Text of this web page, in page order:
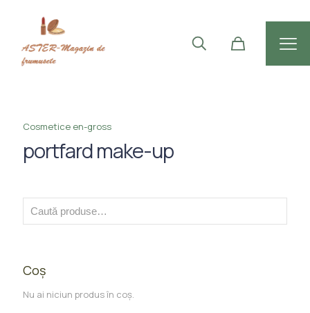
Cosmetice en-gross
portfard make-up
Coș
Nu ai niciun produs în coș.